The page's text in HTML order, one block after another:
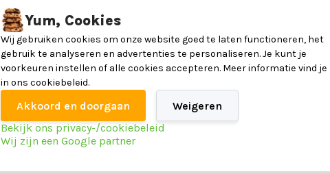
Yum, Cookies
Wij gebruiken cookies om onze website goed te laten functioneren, het
gebruik te analyseren en advertenties te personaliseren. Je kunt je
voorkeuren instellen of alle cookies accepteren. Meer informatie vind je
in ons cookiebeleid.
Akkoord en doorgaan
Weigeren
Bekijk ons privacy-/cookiebeleid
Wij zijn een Google partner